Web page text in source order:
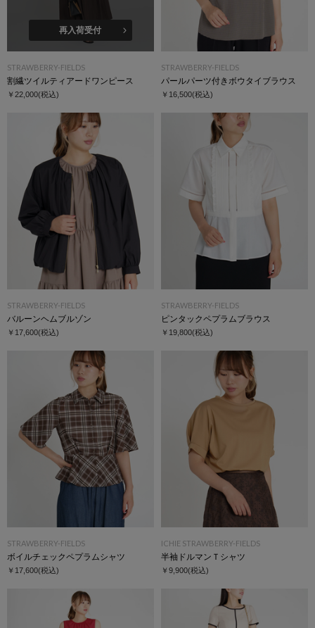
再入荷受付
STRAWBERRY-FIELDS
割繊ツイルティアードワンピース
￥22,000(税込)
STRAWBERRY-FIELDS
パールパーツ付きボウタイブラウス
￥16,500(税込)
STRAWBERRY-FIELDS
バルーンヘムブルゾン
￥17,600(税込)
STRAWBERRY-FIELDS
ピンタックペプラムブラウス
￥19,800(税込)
STRAWBERRY-FIELDS
ボイルチェックペプラムシャツ
￥17,600(税込)
ICHIE STRAWBERRY-FIELDS
半袖ドルマンＴシャツ
￥9,900(税込)